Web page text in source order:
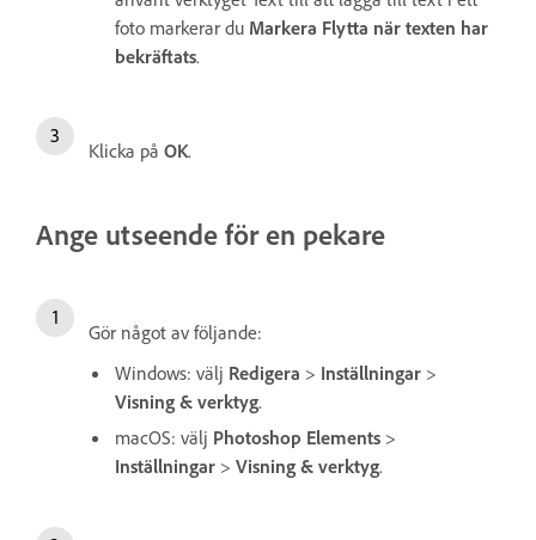
foto markerar du Markera Flytta när texten har
bekräftats.
Klicka på OK.
Ange utseende för en pekare
Gör något av följande:
Windows: välj Redigera > Inställningar >
Visning & verktyg.
macOS: välj Photoshop Elements >
Inställningar > Visning & verktyg.